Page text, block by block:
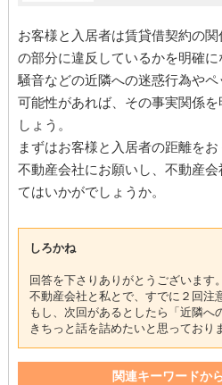
お客様と入居者は賃貸借契約の
の部分に違反しているかを明確に
騒音などの近隣への迷惑行為や
可能性があれば、その事実関係
しょう。
まずはお客様と入居者の距離を
不動産会社にお願いし、不動産
てはいかがでしょうか。
しろかね
回答を下さりありがとうございます。
不動産会社と私とで、すでに２回注
もし、次回があるとしたら「近隣へ
きちっと話を詰めたいと思っており
関連キーワードか